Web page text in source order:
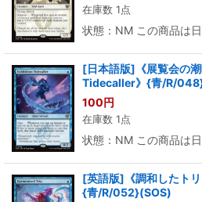
在庫数 1点
状態：NM この商品は日
[日本語版]《展覧会の
Tidecaller》{青/R/
100円
在庫数 1点
状態：NM この商品は日
[英語版]《調和したト
{青/R/052}(SOS)